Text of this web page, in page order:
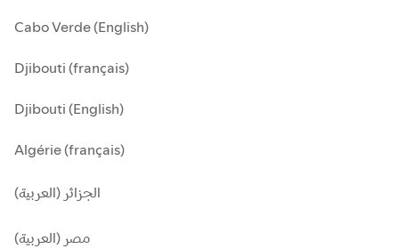
Cabo Verde (English)
Djibouti (français)
Djibouti (English)
Algérie (français)
الجزائر (العربية)
مصر (العربية)